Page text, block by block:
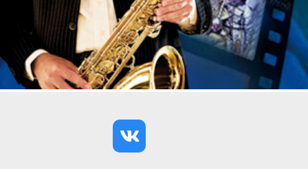
Людвиг ван Бетховен Соната № 14 «Лунная» 1
часть
Фредерик Шопен Вальс до-диез минор op. 64 № 2
Вольфганг Амадей Моцарт Концерт для
фортепиано № 23 II часть
Витторио Монти Чардаш
Исаак Альбенис Гранада
Фредерик Шопен Мазурка
Клод Дебюсси Вальс La plus que lente